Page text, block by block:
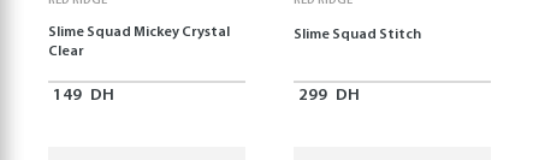
Slime Squad Mickey Crystal
Clear
149 DH
Slime Squad Stitch
299 DH